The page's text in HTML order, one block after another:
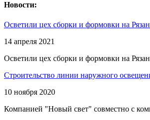
Новости:
Осветили цех сборки и формовки на
14 апреля 2021
Осветили цех сборки и формовки на
Строительство линии наружного
10 ноября 2020
Компанией "Новый свет" совместно с